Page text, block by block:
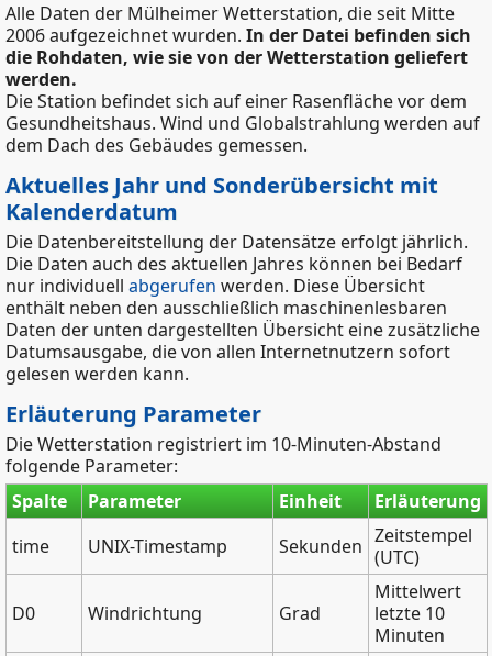
Alle Daten der Mülheimer Wetterstation, die seit Mitte
2006 aufgezeichnet wurden. In der Datei befinden sich
die Rohdaten, wie sie von der Wetterstation geliefert
werden.
Die Station befindet sich auf einer Rasenfläche vor dem
Gesundheitshaus. Wind und Globalstrahlung werden auf
dem Dach des Gebäudes gemessen.
Aktuelles Jahr und Sonderübersicht mit
Kalenderdatum
Die Datenbereitstellung der Datensätze erfolgt jährlich.
Die Daten auch des aktuellen Jahres können bei Bedarf
nur individuell abgerufen werden. Diese Übersicht
enthält neben den ausschließlich maschinenlesbaren
Daten der unten dargestellten Übersicht eine zusätzliche
Datumsausgabe, die von allen Internetnutzern sofort
gelesen werden kann.
Erläuterung Parameter
Die Wetterstation registriert im 10-Minuten-Abstand
folgende Parameter:
Spalte
Parameter Einheit
Erläuterung
time
UNIX-Timestamp Sekunden Zeitstempel
(UTC)
D0 Windrichtung Grad
Mittelwert
letzte 10
Minuten